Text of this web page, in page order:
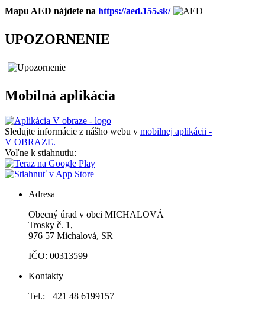
Mapu AED nájdete na https://aed.155.sk/
UPOZORNENIE
Mobilná aplikácia
Sledujte informácie z nášho webu v mobilnej aplikácii -
V OBRAZE.
Voľne k stiahnutiu:
Adresa
Obecný úrad v obci MICHALOVÁ
Trosky č. 1,
976 57 Michalová, SR
IČO: 00313599
Kontakty
Tel.: +421 48 6199157